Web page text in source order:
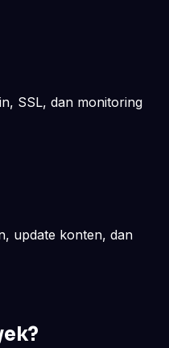
SSL, dan monitoring
update konten, dan